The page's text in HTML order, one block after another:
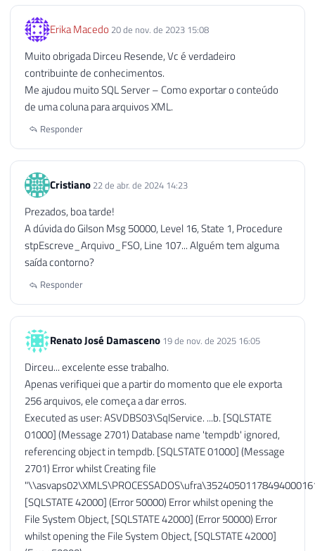
Erika Macedo 20 de nov. de 2023 15:08
Muito obrigada Dirceu Resende, Vc é verdadeiro
contribuinte de conhecimentos.
Me ajudou muito SQL Server – Como exportar o conteúdo
de uma coluna para arquivos XML.
Responder
Cristiano 22 de abr. de 2024 14:23
Prezados, boa tarde!
A dúvida do Gilson Msg 50000, Level 16, State 1, Procedure
stpEscreve_Arquivo_FSO, Line 107... Alguém tem alguma
saída contorno?
Responder
Renato José Damasceno 19 de nov. de 2025 16:05
Dirceu... excelente esse trabalho.
Apenas verifiquei que a partir do momento que ele exporta
256 arquivos, ele começa a dar erros.
Executed as user: ASVDBS03\SqlService. ...b. [SQLSTATE
01000] (Message 2701) Database name 'tempdb' ignored,
referencing object in tempdb. [SQLSTATE 01000] (Message
2701) Error whilst Creating file
[SQLSTATE 42000] (Error 50000) Error whilst opening the
File System Object, [SQLSTATE 42000] (Error 50000) Error
whilst opening the File System Object, [SQLSTATE 42000]